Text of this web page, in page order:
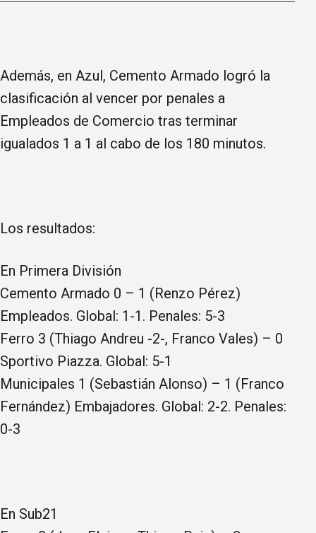
Además, en Azul, Cemento Armado logró la
clasificación al vencer por penales a
Empleados de Comercio tras terminar
igualados 1 a 1 al cabo de los 180 minutos.
Los resultados:
En Primera División
Cemento Armado 0 – 1 (Renzo Pérez)
Empleados. Global: 1-1. Penales: 5-3
Ferro 3 (Thiago Andreu -2-, Franco Vales) – 0
Sportivo Piazza. Global: 5-1
Municipales 1 (Sebastián Alonso) – 1 (Franco
Fernández) Embajadores. Global: 2-2. Penales:
0-3
En Sub21